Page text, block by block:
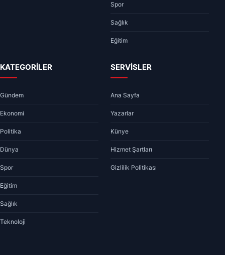
Spor
Sağlık
Eğitim
KATEGORİLER
Gündem
Ekonomi
Politika
Dünya
Spor
Eğitim
Sağlık
Teknoloji
SERVİSLER
Ana Sayfa
Yazarlar
Künye
Hizmet Şartları
Gizlilik Politikası